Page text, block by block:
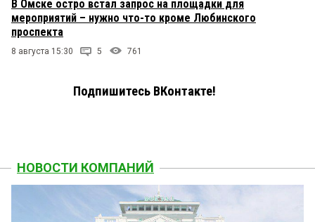
В Омске остро встал запрос на площадки для
мероприятий – нужно что-то кроме Любинского
проспекта
8 августа 15:30 5 761
Подпишитесь ВКонтакте!
НОВОСТИ КОМПАНИЙ